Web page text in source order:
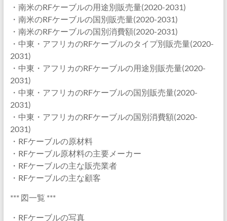
・南米のRFケーブルの用途別販売量(2020-2031)
・南米のRFケーブルの国別販売量(2020-2031)
・南米のRFケーブルの国別消費額(2020-2031)
・中東・アフリカのRFケーブルのタイプ別販売量(2020-
2031)
・中東・アフリカのRFケーブルの用途別販売量(2020-
2031)
・中東・アフリカのRFケーブルの国別販売量(2020-
2031)
・中東・アフリカのRFケーブルの国別消費額(2020-
2031)
・RFケーブルの原材料
・RFケーブル原材料の主要メーカー
・RFケーブルの主な販売業者
・RFケーブルの主な顧客
*** 図一覧 ***
・RFケーブルの写真